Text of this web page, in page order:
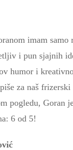
imam
i pun sjajnih
humor i
za naš frizerski
pogledu, Goran
6 od 5!